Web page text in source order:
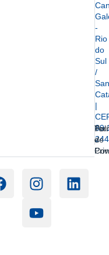
-
Rio
do
Sul
/
|
244
e
de